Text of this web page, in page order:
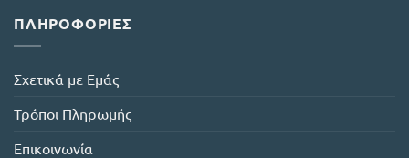
ΠΛΗΡΟΦΟΡΊΕΣ
Σχετικά με Εμάς
Τρόποι Πληρωμής
Επικοινωνία